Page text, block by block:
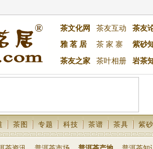
茶文化网 茶友互动
茶友
雅 茗 居
茶 家 寨 紫砂
茶友之家 茶叶相册 岩茶
茶图 专题 科技 茶谱 茶具 紫砂